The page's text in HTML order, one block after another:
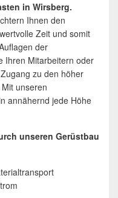
in Wirsberg.
Ihnen den
Zeit und somit
der
Ihren Mitarbeitern oder
zu den höher
unseren
annähernd jede Höhe
unseren Gerüstbau